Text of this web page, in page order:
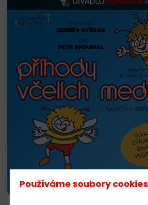
Používáme soubory cookies